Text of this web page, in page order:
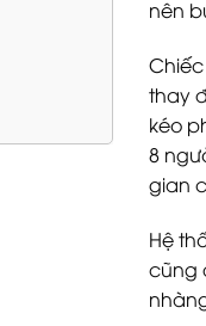
nên
thay
kéo
8
gian
Hệ
cũng